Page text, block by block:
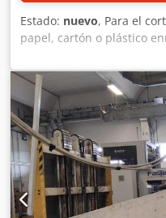
Estado: nuevo, Para el
papel, cartón o plástico
Potencia del motor: 7,5
3 fases - Control: basado
de doble mano - Fuerza
de corte: 17,3 mm/s
Longitud máxima de la
máximo de la bobina:
Peso de la máquina:
RAL 5012, azul claro
precios, póngase en
pedido.